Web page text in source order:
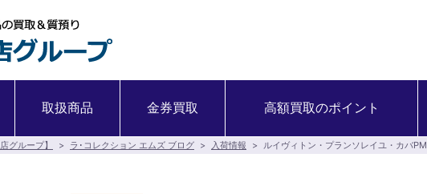
取扱商品 金券買取 高額買取のポイント
グループ】 > ラ･コレクション エムズ ブログ > 入荷情報 > ルイヴィトン・プランソレイユ・カバPM